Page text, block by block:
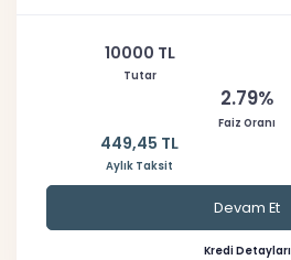
10000 TL
Tutar
2.79%
Faiz Oranı
449,45 TL
Aylık Taksit
Devam Et
Kredi Detayları